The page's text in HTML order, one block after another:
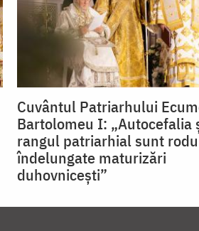
Cuvântul Patriarhului
Bartolomeu I: „Autocefalia
rangul patriarhial sunt
îndelungate maturizări
duhovnicești”